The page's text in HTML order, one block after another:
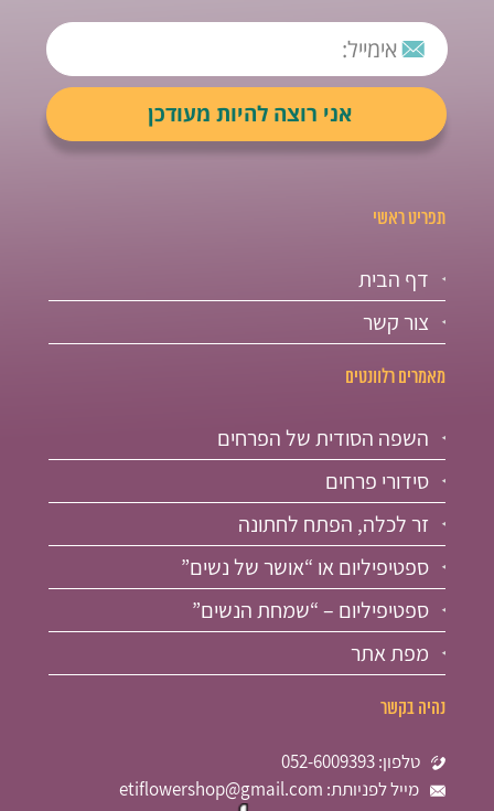
תפריט ראשי
דף הבית
צור קשר
מאמרים רלוונטים
השפה הסודית של הפרחים
סידורי פרחים
זר לכלה, הפתח לחתונה
ספטיפיליום או “אושר של נשים”
ספטיפיליום – “שמחת הנשים”
מפת אתר
נהיה בקשר
טלפון: 052-6009393
מייל לפניותת: etiflowershop@gmail.com